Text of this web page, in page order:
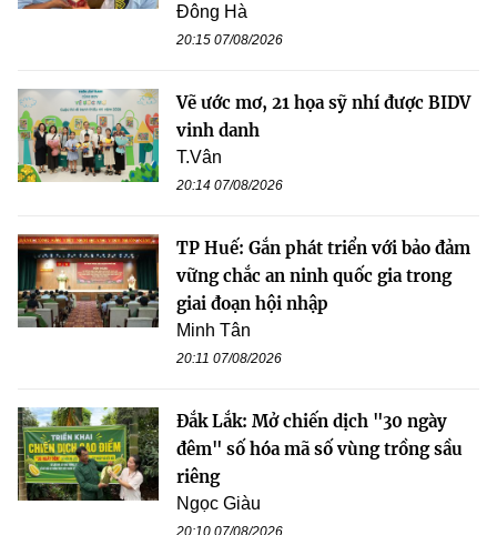
Đông Hà
20:15 07/08/2026
Vẽ ước mơ, 21 họa sỹ nhí được BIDV
vinh danh
T.Vân
20:14 07/08/2026
TP Huế: Gắn phát triển với bảo đảm
vững chắc an ninh quốc gia trong
giai đoạn hội nhập
Minh Tân
20:11 07/08/2026
Đắk Lắk: Mở chiến dịch "30 ngày
đêm" số hóa mã số vùng trồng sầu
riêng
Ngọc Giàu
20:10 07/08/2026